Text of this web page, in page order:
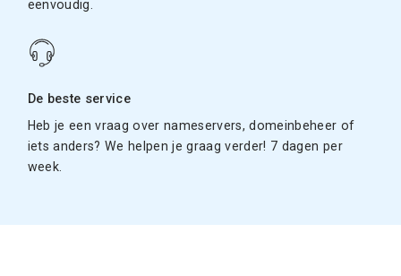
eenvoudig.
De beste service
Heb je een vraag over nameservers, domeinbeheer of
iets anders? We helpen je graag verder! 7 dagen per
week.